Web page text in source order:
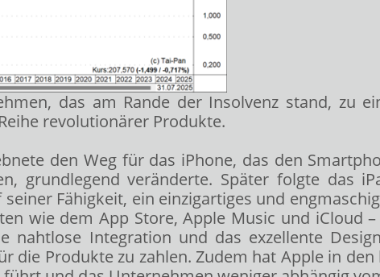
das am Rande der Insolvenz stand, zu
revolutionärer Produkte.
den Weg für das iPhone, das den
grundlegend veränderte. Später folgte das
Fähigkeit, ein einzigartiges und
wie dem App Store, Apple Music und iCloud
Integration und das exzellente
die Produkte zu zahlen. Zudem hat Apple in